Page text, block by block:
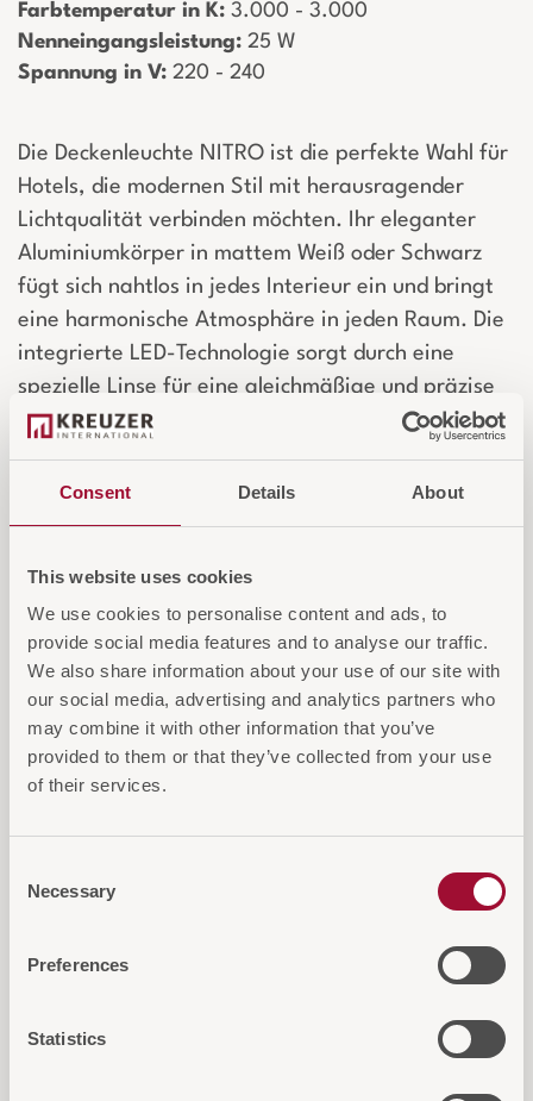
Consent Details About
This website uses cookies
We use cookies to personalise content and ads, to
provide social media features and to analyse our traffic.
We also share information about your use of our site with
our social media, advertising and analytics partners who
may combine it with other information that you’ve
provided to them or that they’ve collected from your use
of their services.
Selection
Necessary
Preferences
Statistics
Farbtemperatur in K: ­ 3.000 - 3.000
Nenneingangsleistung: ­ 25 W
Spannung in V: ­ 220 - 240
Die Deckenleuchte NITRO ist die perfekte Wahl für
Hotels, die modernen Stil mit herausragender
Lichtqualität verbinden möchten. Ihr eleganter
Aluminiumkörper in mattem Weiß oder Schwarz
fügt sich nahtlos in jedes Interieur ein und bringt
eine harmonische Atmosphäre in jeden Raum. Die
integrierte LED-Technologie sorgt durch eine
spezielle Linse für eine gleichmäßige und präzise
Ausleuchtung, ideal für öffentliche Bereiche und
Beleuchtung gefordert ist. Entscheiden Sie sich
mit der Deckenleuchte NITRO für eine langlebige,
auch funktional überzeugt.
Login für Preise und Warenkorb
IN DEN WARENKORB
interessieren...